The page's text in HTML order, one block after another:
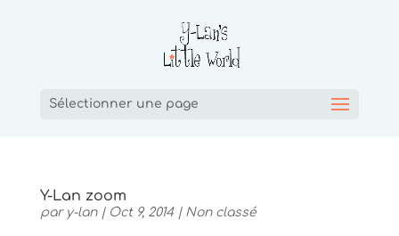
Sélectionner une page
Y-Lan zoom
par y-lan| Oct 9, 2014| Non classé